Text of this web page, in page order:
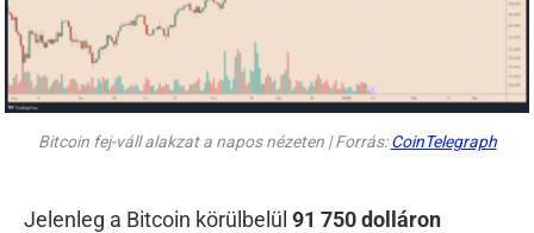
Bitcoin fej-váll alakzat a napos nézeten | Forrás:CoinTelegraph
Jelenleg a Bitcoin körülbelül 91 750 dolláron